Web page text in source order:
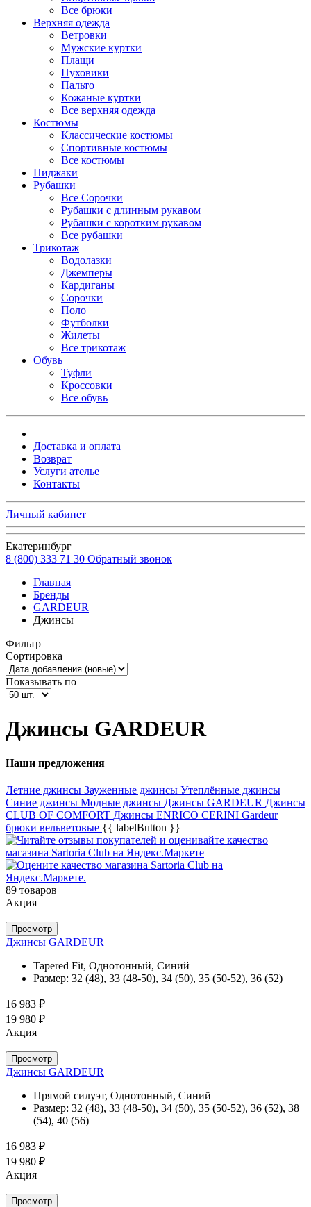
Все брюки
Верхняя одежда
Ветровки
Мужские куртки
Плащи
Пуховики
Пальто
Кожаные куртки
Все верхняя одежда
Костюмы
Классические костюмы
Спортивные костюмы
Все костюмы
Пиджаки
Рубашки
Все Сорочки
Рубашки с длинным рукавом
Рубашки с коротким рукавом
Все рубашки
Трикотаж
Водолазки
Джемперы
Кардиганы
Сорочки
Поло
Футболки
Жилеты
Все трикотаж
Обувь
Туфли
Кроссовки
Все обувь
Доставка и оплата
Возврат
Услуги ателье
Контакты
Личный кабинет
Екатеринбург
8 (800) 333 71 30 Обратный звонок
Главная
Бренды
GARDEUR
Джинсы
Фильтр
Сортировка
Показывать по
Джинсы GARDEUR
Наши предложения
Летние джинсы Зауженные джинсы Утеплённые джинсы
Синие джинсы Модные джинсы Джинсы GARDEUR Джинсы
CLUB OF COMFORT Джинсы ENRICO CERINI Gardeur
брюки вельветовые {{ labelButton }}
89 товаров
Акция
Просмотр
Джинсы GARDEUR
Tapered Fit, Однотонный, Синий
Размер: 32 (48), 33 (48-50), 34 (50), 35 (50-52), 36 (52)
16 983 ₽
19 980 ₽
Акция
Просмотр
Джинсы GARDEUR
Прямой силуэт, Однотонный, Синий
Размер: 32 (48), 33 (48-50), 34 (50), 35 (50-52), 36 (52), 38
(54), 40 (56)
16 983 ₽
19 980 ₽
Акция
Просмотр